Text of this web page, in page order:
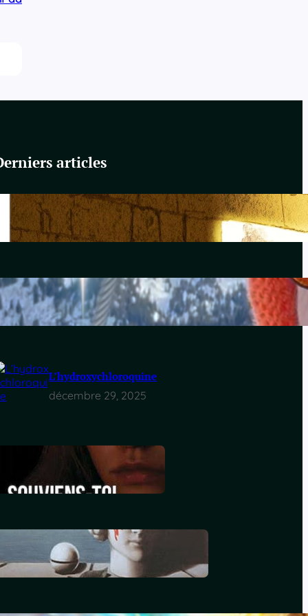
articles
Du Yahvisme au Sionisme
juin 17, 2026
Comirnaty
mai 14, 2026
L’hydroxychloroquine
décembre 29, 2025
Souviens-toi, Sydney
décembre 29, 2025
Le génocide vendéen
juillet 7, 2025